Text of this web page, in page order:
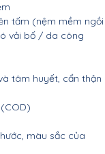
tấm (nệm mềm ngồi
vải bố / da công
tâm huyết, cẩn thận
màu sắc của